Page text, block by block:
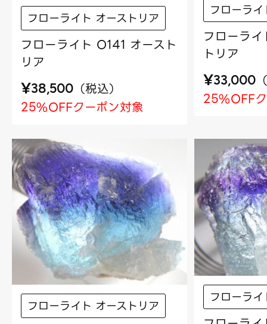
フローライト オーストリア
フローライト O141 オースト
リア
¥38,500 （税込）
25%OFFクーポン対象
フローラ
フローラ
トリア
¥33,000 （
25%OFF
フローライト オーストリア
フローラ